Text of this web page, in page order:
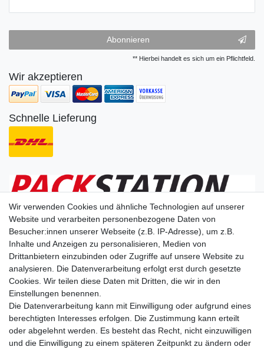
Abonnieren
** Hierbei handelt es sich um ein Pflichtfeld.
Wir akzeptieren
Schnelle Lieferung
Wir liefern nach
Dein Vorteil
Schnelle Lieferzeiten
Käuferschutz
Datenschutz
Sichere Zahlung durch SSL
Wir verwenden Cookies und ähnliche Technologien auf unserer
Website und verarbeiten personenbezogene Daten von
Besucher:innen unserer Webseite (z.B. IP-Adresse), um z.B.
Inhalte und Anzeigen zu personalisieren, Medien von
Drittanbietern einzubinden oder Zugriffe auf unsere Website zu
analysieren. Die Datenverarbeitung erfolgt erst durch gesetzte
Cookies. Wir teilen diese Daten mit Dritten, die wir in den
Einstellungen benennen.
Die Datenverarbeitung kann mit Einwilligung oder aufgrund eines
berechtigten Interesses erfolgen. Die Zustimmung kann erteilt
oder abgelehnt werden. Es besteht das Recht, nicht einzuwilligen
und die Einwilligung zu einem späteren Zeitpunkt zu ändern oder